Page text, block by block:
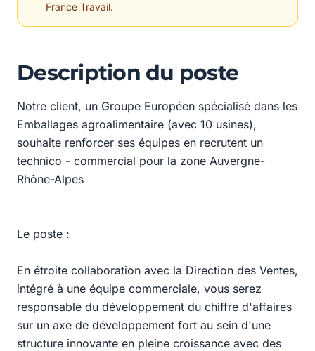
France Travail.
Description du poste
Notre client, un Groupe Européen spécialisé dans les
Emballages agroalimentaire (avec 10 usines),
souhaite renforcer ses équipes en recrutent un
technico - commercial pour la zone Auvergne-
Rhône-Alpes
Le poste :
En étroite collaboration avec la Direction des Ventes,
intégré à une équipe commerciale, vous serez
responsable du développement du chiffre d'affaires
sur un axe de développement fort au sein d'une
structure innovante en pleine croissance avec des